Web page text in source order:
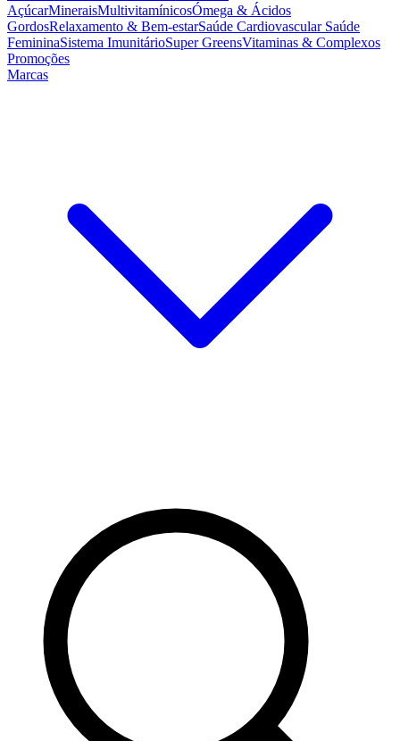
AçúcarMineraisMultivitamínicosÓmega & Ácidos
GordosRelaxamento & Bem-estarSaúde Cardiovascular Saúde
FemininaSistema ImunitárioSuper GreensVitaminas & Complexos
Promoções
Marcas